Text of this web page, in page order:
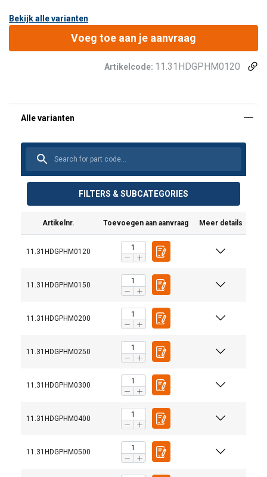
Bekijk alle varianten
Voeg toe aan je aanvraag
Artikelcode: 11.31HDGPHM0120
FILTERS & SUBCATEGORIES
Artikelnr. Toevoegen aan aanvraag Meer details
11.31HDGPHM0120
11.31HDGPHM0150
11.31HDGPHM0200
11.31HDGPHM0250
11.31HDGPHM0300
11.31HDGPHM0400
11.31HDGPHM0500